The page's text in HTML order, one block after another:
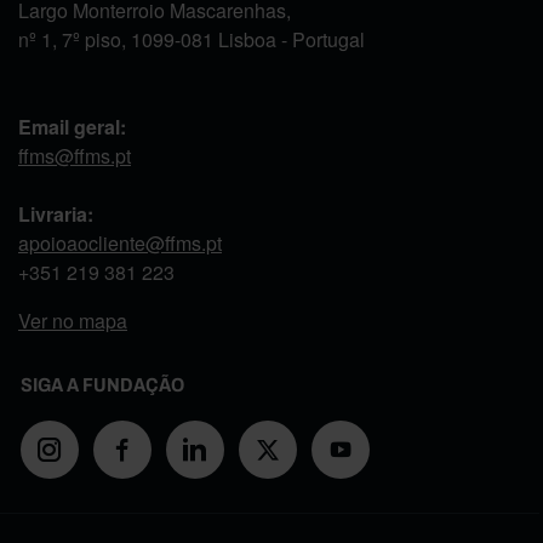
Largo Monterroio Mascarenhas,
nº 1, 7º piso, 1099-081 Lisboa - Portugal
Email geral:
ffms@ffms.pt
Livraria:
apoioaocliente@ffms.pt
+351 219 381 223
Ver no mapa
SIGA A FUNDAÇÃO